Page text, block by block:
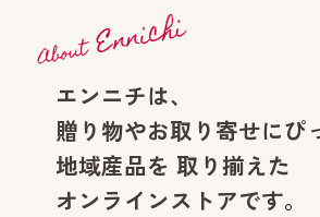
エンニチは、
贈り物やお取り寄せにぴ
地域産品を 取り揃えた
オンラインストアです。